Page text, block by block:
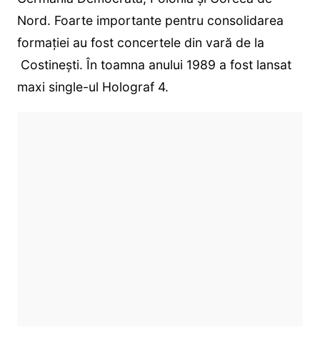
Nord. Foarte importante pentru consolidarea
formației au fost concertele din vară de la
Costinești. În toamna anului 1989 a fost lansat
maxi single-ul Holograf 4.